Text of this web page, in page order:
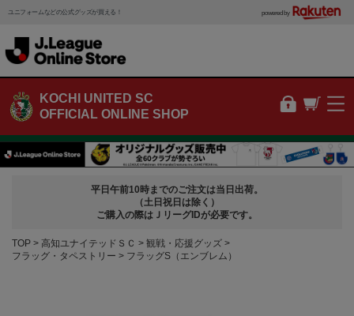
ユニフォームなどの公式グッズが買える！ powered by
KOCHI UNITED SC
OFFICIAL ONLINE SHOP
平日午前10時までのご注文は当日出荷。
（土日祝日は除く）
ご購入の際はＪリーグIDが必要です。
TOP 高知ユナイテッドＳＣ
観戦・応援グッズ
フラッグ・タペストリー
フラッグS（エンブレム）